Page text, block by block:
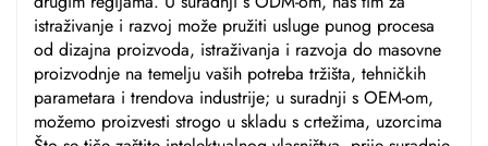
istraživanje i razvoj može pružiti usluge punog procesa
od dizajna proizvoda, istraživanja i razvoja do masovne
proizvodnje na temelju vaših potreba tržišta, tehničkih
parametara i trendova industrije; u suradnji s OEM-om,
možemo proizvesti strogo u skladu s crtežima, uzorcima